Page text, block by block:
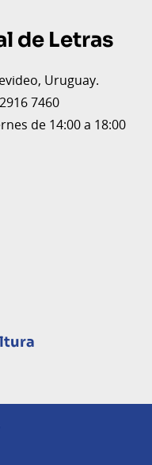
de Letras
Uruguay.
7460
de 14:00 a 18:00